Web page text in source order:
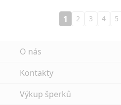
1 2 3 4 5
O nás
Kontakty
Výkup šperků